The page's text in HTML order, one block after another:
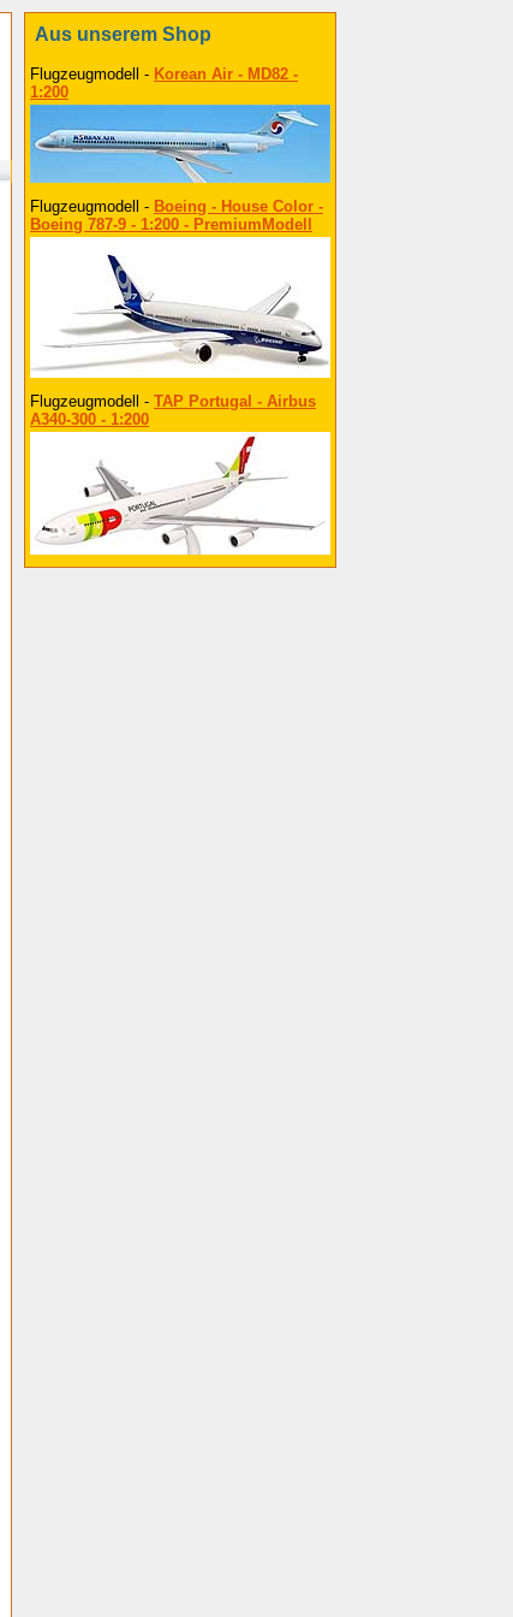
Aus unserem Shop
Flugzeugmodell - Korean Air - MD82 -
1:200
Flugzeugmodell - Boeing - House Color -
Boeing 787-9 - 1:200 - PremiumModell
Flugzeugmodell - TAP Portugal - Airbus
A340-300 - 1:200